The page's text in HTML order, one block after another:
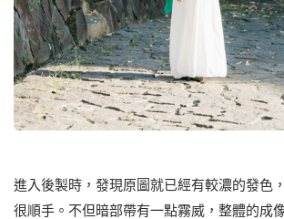
進入後製時，發現原圖就已經有較濃的發⾊
很順⼿。不但暗部帶有⼀點霧威，整體的成